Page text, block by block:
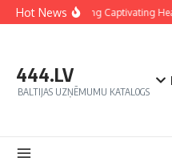
Hot NewsCrafting Captivating
444.LV
BALTIJAS UZŅĒMUMU KATALOGS